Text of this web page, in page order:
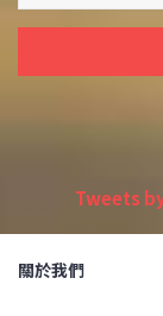
Tweets
關於我們